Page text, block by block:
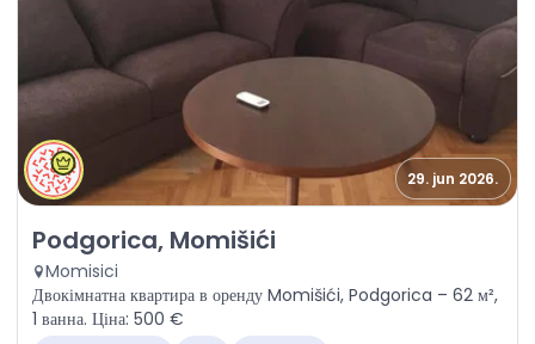
29. jun 2026.
Оренда - Квартира Podgorica, Momišići
Podgorica, Momišići
Momisici
Двокімнатна квартира в оренду Momišići, Podgorica – 62 м²,
1 ванна. Ціна: 500 €